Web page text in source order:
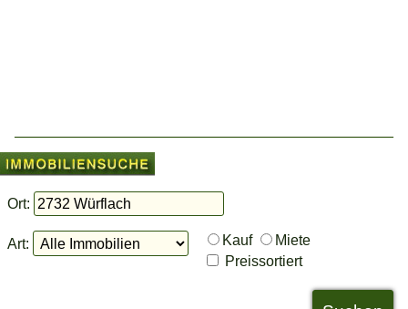
Ort:
Art: Kauf
Miete
Preissortiert